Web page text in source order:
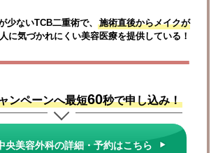
少ないTCB二重術で、
施術直後からメイクが
に気づかれにくい美容医療を提供している！
ンペーンへ最短60秒で申し込み！
央美容外科の詳細・予約はこちら